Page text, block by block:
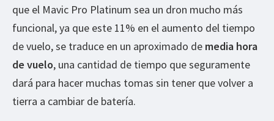
que el Mavic Pro Platinum sea un dron mucho más
funcional, ya que este 11% en el aumento del tiempo
de vuelo, se traduce en un aproximado de media hora
de vuelo, una cantidad de tiempo que seguramente
dará para hacer muchas tomas sin tener que volver a
tierra a cambiar de batería.